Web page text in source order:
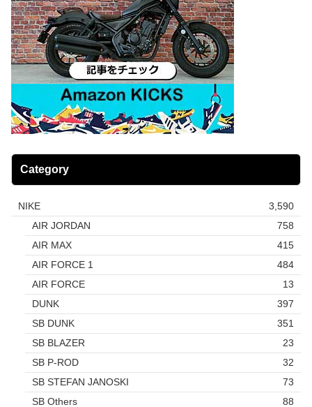
Category
NIKE
3,590
AIR JORDAN
758
AIR MAX
415
AIR FORCE 1
484
AIR FORCE
13
DUNK
397
SB DUNK
351
SB BLAZER
23
SB P-ROD
32
SB STEFAN JANOSKI
73
SB Others
88